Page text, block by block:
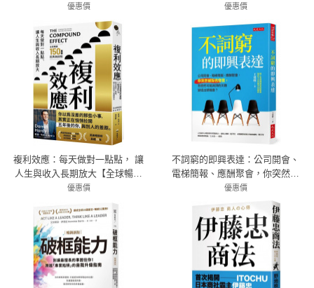
造意想不到的人生機會
優惠價
79折 300元
商法》
優惠價
複利效應：每天做對一點點， 讓
人生與收入長期放大【全球暢銷
150萬冊・經典新修版】
優惠價
不詞窮的即興表達：公司開會、
電梯簡報、應酬聚會，你突然被
點名發言，怎麼把可能滅頂的災
優惠價